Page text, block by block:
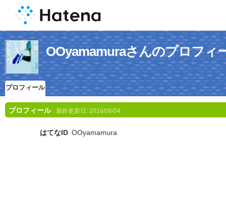
OOyamamuraさんのプロフィ
プロフィール
プロフィール 最終更新日: 2016/06/04
はてなID OOyamamura